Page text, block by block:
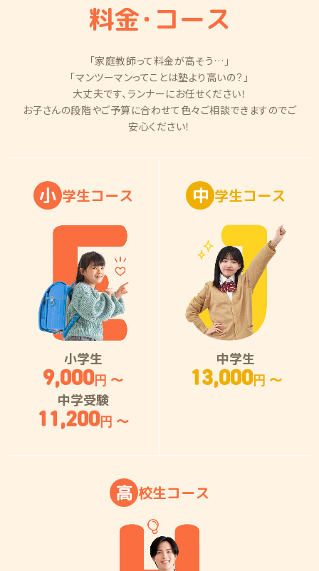
料金・コース
「家庭教師って料金が高そう…」
「マンツーマンってことは塾より高いの？」
大丈夫です、ランナーにお任せください！
お子さんの段階やご予算に合わせて色々ご相談できますのでご
安心ください！
小 学生コース
小学生
9,000円 〜
中学受験
11,200円 〜
中 学生コース
中学生
13,000円 〜
高 校生コース